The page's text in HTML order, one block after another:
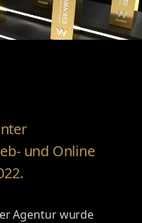
und Online
Agentur wurde